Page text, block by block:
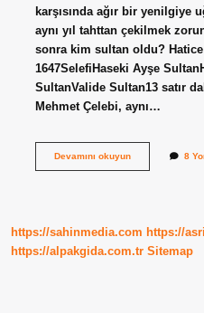
karşısında ağır bir yenilgiye
aynı yıl tahttan çekilmek
sonra kim sultan oldu?
1647SelefiHaseki Ayşe
SultanValide Sultan13 satır
Mehmet Çelebi, aynı…
Devamını okuyun4
8
https://sahinmedia.com https://
https://alpakgida.com.tr Sitemap